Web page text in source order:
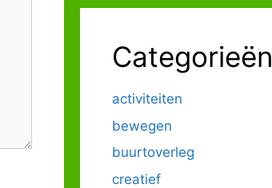
Categorieën
activiteiten
bewegen
buurtoverleg
creatief